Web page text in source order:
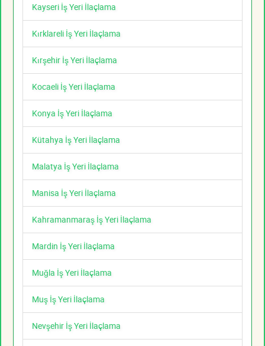
Kayseri İş Yeri İlaçlama
Kırklareli İş Yeri İlaçlama
Kırşehir İş Yeri İlaçlama
Kocaeli İş Yeri İlaçlama
Konya İş Yeri İlaçlama
Kütahya İş Yeri İlaçlama
Malatya İş Yeri İlaçlama
Manisa İş Yeri İlaçlama
Kahramanmaraş İş Yeri İlaçlama
Mardin İş Yeri İlaçlama
Muğla İş Yeri İlaçlama
Muş İş Yeri İlaçlama
Nevşehir İş Yeri İlaçlama